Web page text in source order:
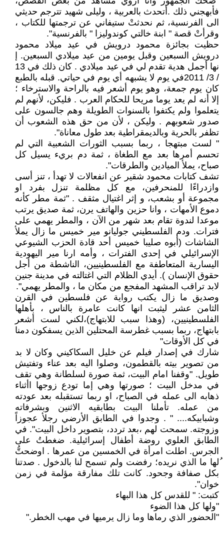
فأبهجني ذلك .أتحدث بالعربية ، وليلى شهيد تترجم حديثي
الى الفرنسية، ثم نحدثتْ ستيفاني عن ترجمتها للكتاب ،
وقرأتْ قصة " ابنة خالتي كوندوليزا " بالفرنسية".
حظيت بجائزة محمود درويش في عيد ميلاد محمود
درويش السبعين وقبل يومين من عيد ميلادي السبعين. إ
نها أجمل هدية تقدم لي في عيد ميلادي . كان ذلك في 13
/ 3/ 2011في يوم لا يشبهه أي يوم في حياتي. قبله بالطبع
كان يوم جمعة، وهو يوم أشعر فيه بالراحة والاسترخاء ؛
إلا أنه لم يعد يوما مريحا للحكام العرب . فليكن، لأنهم لم
يتعلموا ولم يكتفوا بالسنوات الطويلة وهم جالسون على
صدور شعوبهم . وليكن ، لأن من حق هذه الشعوب أن
تظفر بالحرية وبالديمقراطية بعد طول معاناة".
" لست مبتهجا ، ربما بسبب الثورات الشعبية التي لم
تحسم أمرها بعد مع الطغاة ، ثمة دم بريء يسيل كل
صباح، يملأ الميادين والطرقات".
تشف كتابات محمود شقير عن انفعالات لا تهدأ ، تنز أسى
وازدراءًا للمنحرفين، مع كل مظلمة تنزل بفرد او
مجموعة أو بشعب، و إثر اغتيال مثقف . "ثمة مطر كأنه
دموع الأمهات ، وانا حزين والهاتف يرن، ثمة صديق يرتب
موعدا لندوة تقام بعد شهر من الآن ، والمطر يهمي على
فترات. ودم الفلسطيني جوليانو مير خميس ما زال يملأ
الشاشات (أبوه صليبا خميس أحد قادة الحزب الشيوعي
الإسرائيلي في إحدى الفترات ، وأمه ارنا مير اليهودية
اليسارية المتعاطفة مع الفلسطينيين، الناشطة من أجل
حقوق الإنسان ). أيدي الظلام التي اغتالته في مدينة جنين
لابد تراقب المشهد المفجع من مكان ما ، والمطر يهمي".
وصديق ما زال يكتب رواية عن فلسطين في القرن
الثامن عشر ليثبت انها كانت عامرة بالناس ، بأهلها
الفلسطينيين، (وهذا سبب للابتهاج)،لكني لست أشعر
بابتهاج، ربما بسبب غطرسة المحتلين الذين يسفكون دمنا
في كل الأوقات"
شارك في إصدار فيلم عن خليل السكاكيني وكان لا بد
من تصوير بيته بالقطمون، وصلوا اليه بعد عناء وتفتيش
طويل. "وقفنا امام البيت، ثمة صورة لسلطانة وهي تقف
في مدخل البيت ؛ صورتها وهي إما تودع زوجها اأثناء
ذهابه الى عمله في الصباح، او ربما تستقبله بعد عودته
من عمله. تأملنا البيت بطابقيه الاثنين وبشرفاته
وشبابيكه.... " . وجدوا في الطابق الأرضي رجلأ عجوزاً
وزوجته. سمحت لهم ،بعد تردد، بتصوير داخل البيت". في
الطابق العلوي روضة أطفال إسرائيلية. ضغطتُ على
الجرس. اطلت امرأة في الخمسين من عمرها . اوضحتُّ
ُلها ما الذي نريده؛ رفضت ولم تسمح لنا بالدخول . صدتنا
بكل صفافة وجحود. كانت تلك مفارقة مؤلمة في زمن
خوان".
كتبت: " للقدس كل هذا البهاء
"ولها كل هذا الضوء
"الحضور الذي رماها وما زال يرميها في مهب الخطر."